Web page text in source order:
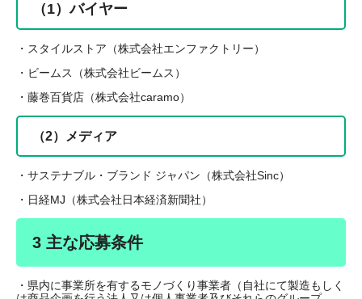
（1）バイヤー
・スタイルストア（株式会社エンファクトリー）
・ビームス（株式会社ビームス）
・藤巻百貨店（株式会社caramo）
（2）メディア
・サステナブル・ブランド ジャパン（株式会社Sinc）
・日経MJ（株式会社日本経済新聞社）
3 主な応募条件
​・県内に事業所を有するモノづくり事業者（自社にて製造もしく